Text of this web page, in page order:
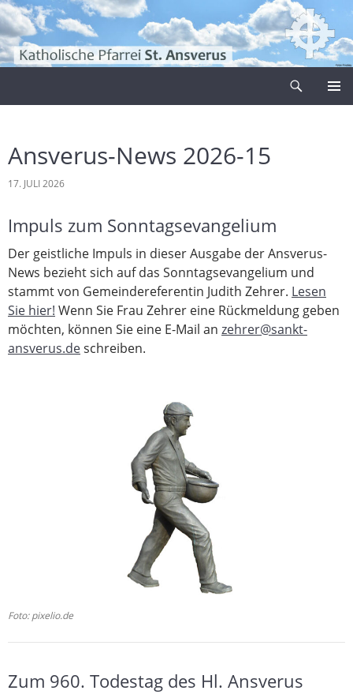
Zum
Inhalt
springen
Ansverus-News 2026-15
17. JULI 2026
Impuls zum Sonntagsevangelium
Der geistliche Impuls in dieser Ausgabe der Ansverus-
News bezieht sich auf das Sonntagsevangelium und
stammt von Gemeindereferentin Judith Zehrer. Lesen
Sie hier! Wenn Sie Frau Zehrer eine Rückmeldung geben
möchten, können Sie eine E-Mail an zehrer@sankt-
ansverus.deschreiben.
Foto: pixelio.de
Zum 960. Todestag des Hl. Ansverus